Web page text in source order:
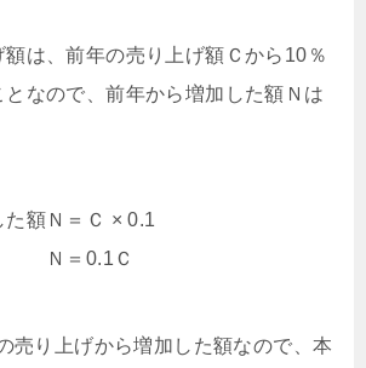
は、前年の売り上げ額Ｃから10％
なので、前年から増加した額Ｎは
額Ｎ＝Ｃ × 0.1
Ｃ
売り上げから増加した額なので、本